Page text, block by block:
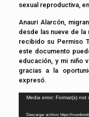
sexual reproductiva,
Anauri Alarcón,
desde las nueve de
recibido su Permiso
este documento
educación, y mi niño
gracias a la
expresó.
Reproductor
Media error: Format(s)
Descargar archivo: https://